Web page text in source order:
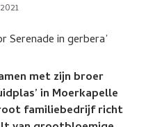
met zijn broer
in Moerkapelle
familiebedrijf richt